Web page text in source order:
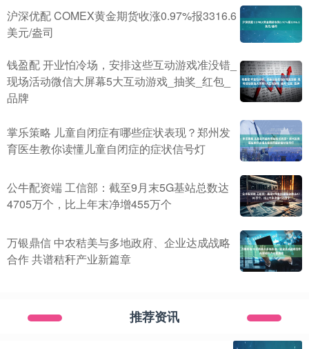
沪深优配 COMEX黄金期货收涨0.97%报3316.6
美元/盎司
钱盈配 开业怕冷场，安排这些互动游戏准没错_
现场活动微信大屏幕5大互动游戏_抽奖_红包_
品牌
掌乐策略 儿童自闭症有哪些症状表现？郑州发
育医生教你读懂儿童自闭症的症状信号灯
公牛配资端 工信部：截至9月末5G基站总数达
4705万个，比上年末净增455万个
万银鼎信 中农秸美与多地政府、企业达成战略
合作 共谱秸秆产业新篇章
推荐资讯